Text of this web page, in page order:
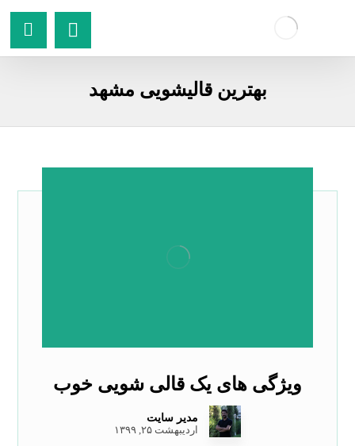
بهترین قالیشویی مشهد
ویژگی های یک قالی شویی خوب
مدیر سایت
اردیبهشت ۲۵, ۱۳۹۹